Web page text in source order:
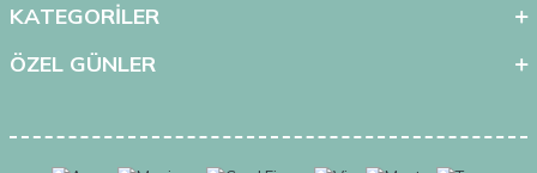
KATEGORİLER
ÖZEL GÜNLER